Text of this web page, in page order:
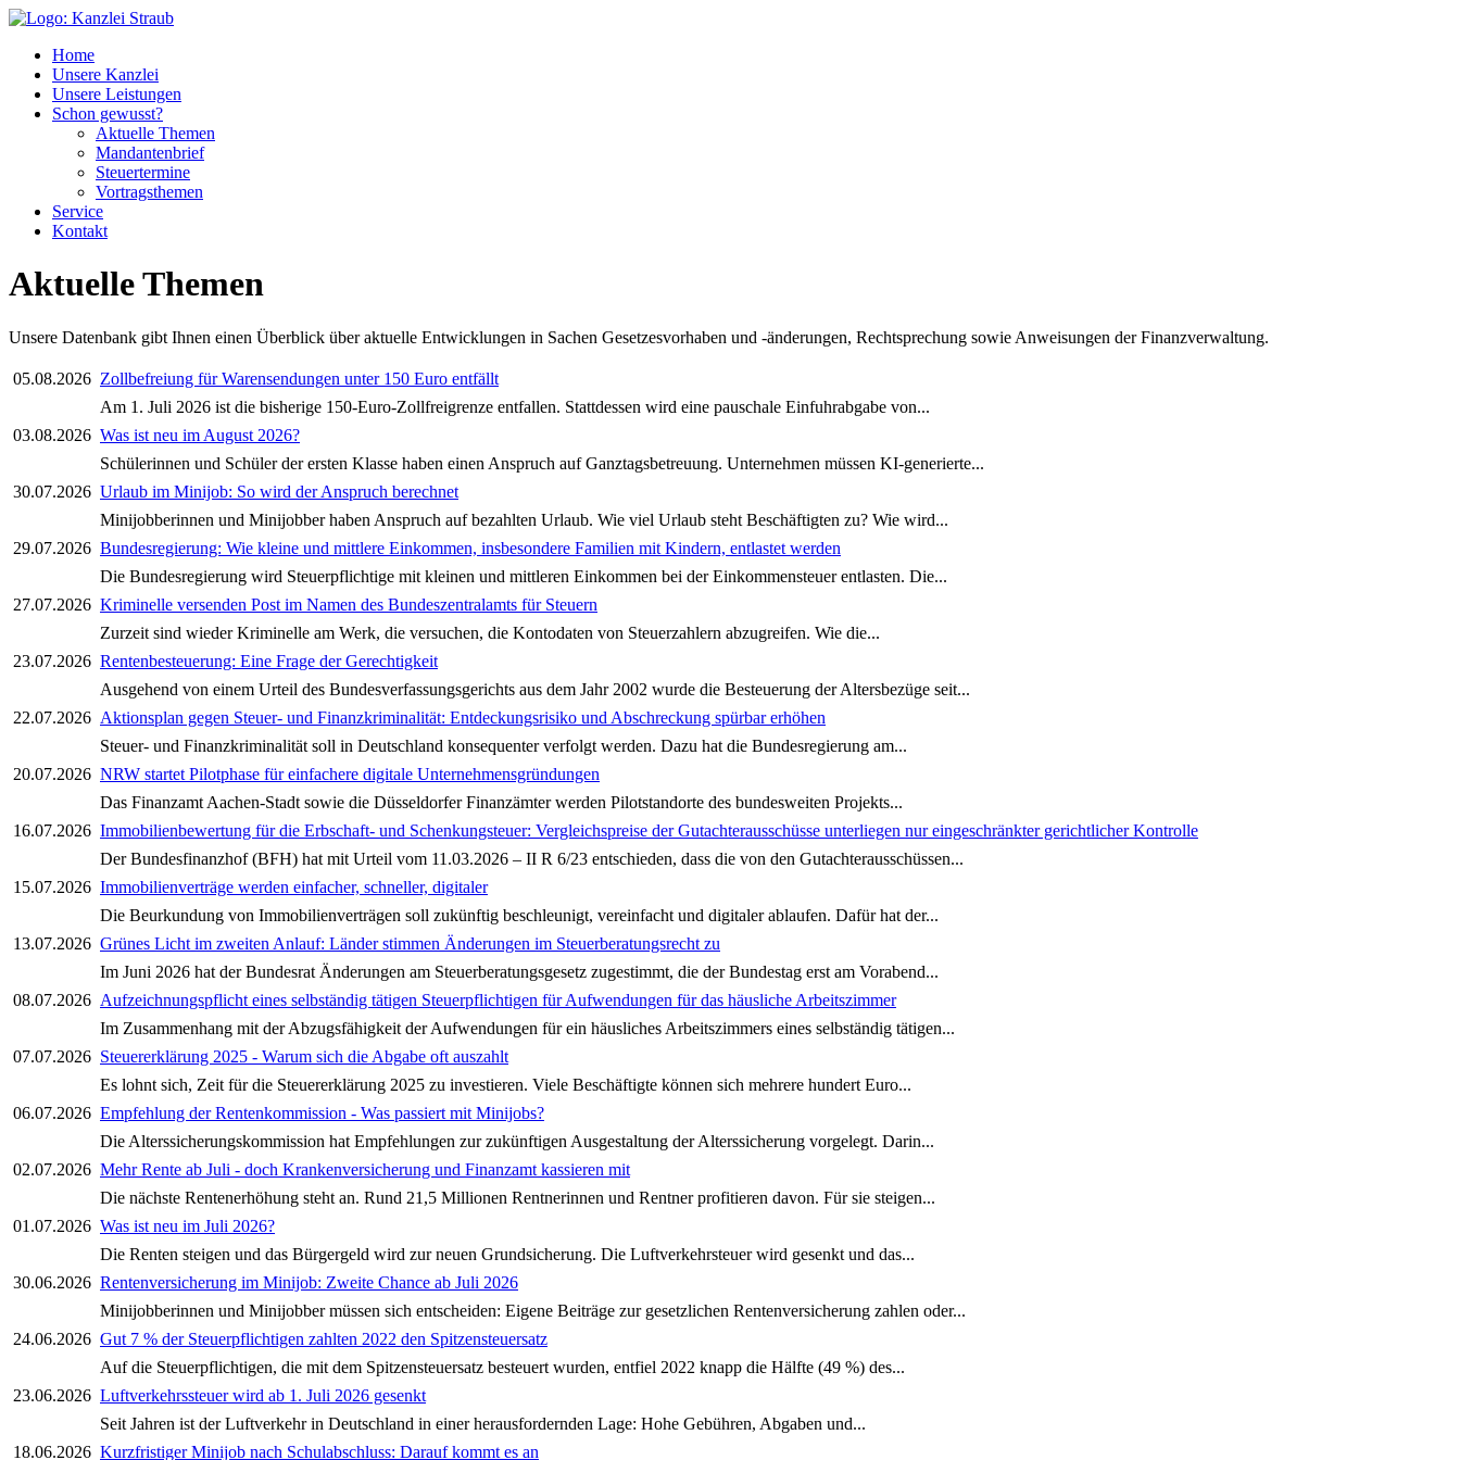
Home
Unsere Kanzlei
Unsere Leistungen
Schon gewusst?
Aktuelle Themen
Mandantenbrief
Steuertermine
Vortragsthemen
Service
Kontakt
Aktuelle Themen
Unsere Datenbank gibt Ihnen einen Überblick über aktuelle Entwicklungen in Sachen Gesetzesvorhaben und -änderungen, Rechtsprechung sowie Anweisungen der Finanzverwaltung.
05.08.2026 Zollbefreiung für Warensendungen unter 150 Euro entfällt
Am 1. Juli 2026 ist die bisherige 150-Euro-Zollfreigrenze entfallen. Stattdessen wird eine pauschale Einfuhrabgabe von...
03.08.2026 Was ist neu im August 2026?
Schülerinnen und Schüler der ersten Klasse haben einen Anspruch auf Ganztagsbetreuung. Unternehmen müssen KI-generierte...
30.07.2026 Urlaub im Minijob: So wird der Anspruch berechnet
Minijobberinnen und Minijobber haben Anspruch auf bezahlten Urlaub. Wie viel Urlaub steht Beschäftigten zu? Wie wird...
29.07.2026 Bundesregierung: Wie kleine und mittlere Einkommen, insbesondere Familien mit Kindern, entlastet werden
Die Bundesregierung wird Steuerpflichtige mit kleinen und mittleren Einkommen bei der Einkommensteuer entlasten. Die...
27.07.2026 Kriminelle versenden Post im Namen des Bundeszentralamts für Steuern
Zurzeit sind wieder Kriminelle am Werk, die versuchen, die Kontodaten von Steuerzahlern abzugreifen. Wie die...
23.07.2026 Rentenbesteuerung: Eine Frage der Gerechtigkeit
Ausgehend von einem Urteil des Bundesverfassungsgerichts aus dem Jahr 2002 wurde die Besteuerung der Altersbezüge seit...
22.07.2026 Aktionsplan gegen Steuer- und Finanzkriminalität: Entdeckungsrisiko und Abschreckung spürbar erhöhen
Steuer- und Finanzkriminalität soll in Deutschland konsequenter verfolgt werden. Dazu hat die Bundesregierung am...
20.07.2026 NRW startet Pilotphase für einfachere digitale Unternehmensgründungen
Das Finanzamt Aachen-Stadt sowie die Düsseldorfer Finanzämter werden Pilotstandorte des bundesweiten Projekts...
16.07.2026 Immobilienbewertung für die Erbschaft- und Schenkungsteuer: Vergleichspreise der Gutachterausschüsse unterliegen nur eingeschränkter gerichtlicher Kontrolle
Der Bundesfinanzhof (BFH) hat mit Urteil vom 11.03.2026 – II R 6/23 entschieden, dass die von den Gutachterausschüssen...
15.07.2026 Immobilienverträge werden einfacher, schneller, digitaler
Die Beurkundung von Immobilienverträgen soll zukünftig beschleunigt, vereinfacht und digitaler ablaufen. Dafür hat der...
13.07.2026 Grünes Licht im zweiten Anlauf: Länder stimmen Änderungen im Steuerberatungsrecht zu
Im Juni 2026 hat der Bundesrat Änderungen am Steuerberatungsgesetz zugestimmt, die der Bundestag erst am Vorabend...
08.07.2026 Aufzeichnungspflicht eines selbständig tätigen Steuerpflichtigen für Aufwendungen für das häusliche Arbeitszimmer
Im Zusammenhang mit der Abzugsfähigkeit der Aufwendungen für ein häusliches Arbeitszimmers eines selbständig tätigen...
07.07.2026 Steuererklärung 2025 - Warum sich die Abgabe oft auszahlt
Es lohnt sich, Zeit für die Steuererklärung 2025 zu investieren. Viele Beschäftigte können sich mehrere hundert Euro...
06.07.2026 Empfehlung der Rentenkommission - Was passiert mit Minijobs?
Die Alterssicherungskommission hat Empfehlungen zur zukünftigen Ausgestaltung der Alterssicherung vorgelegt. Darin...
02.07.2026 Mehr Rente ab Juli - doch Krankenversicherung und Finanzamt kassieren mit
Die nächste Rentenerhöhung steht an. Rund 21,5 Millionen Rentnerinnen und Rentner profitieren davon. Für sie steigen...
01.07.2026 Was ist neu im Juli 2026?
Die Renten steigen und das Bürgergeld wird zur neuen Grundsicherung. Die Luftverkehrsteuer wird gesenkt und das...
30.06.2026 Rentenversicherung im Minijob: Zweite Chance ab Juli 2026
Minijobberinnen und Minijobber müssen sich entscheiden: Eigene Beiträge zur gesetzlichen Rentenversicherung zahlen oder...
24.06.2026 Gut 7 % der Steuerpflichtigen zahlten 2022 den Spitzensteuersatz
Auf die Steuerpflichtigen, die mit dem Spitzensteuersatz besteuert wurden, entfiel 2022 knapp die Hälfte (49 %) des...
23.06.2026 Luftverkehrssteuer wird ab 1. Juli 2026 gesenkt
Seit Jahren ist der Luftverkehr in Deutschland in einer herausfordernden Lage: Hohe Gebühren, Abgaben und...
18.06.2026 Kurzfristiger Minijob nach Schulabschluss: Darauf kommt es an